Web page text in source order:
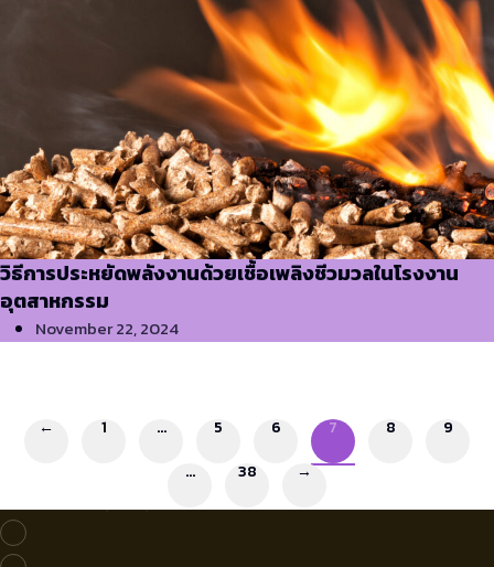
วิธีการประหยัดพลังงานด้วยเชื้อเพลิงชีวมวลในโรงงาน
อุตสาหกรรม
November 22, 2024
← 1 … 5 6 7 8
9
…
38 →